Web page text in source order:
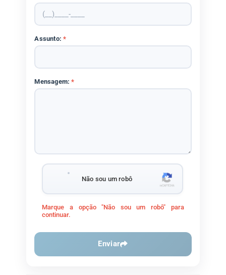
Assunto:*
Mensagem:*
Não sou um robô
Marque a opção "Não sou um robô" para
continuar.
Enviar